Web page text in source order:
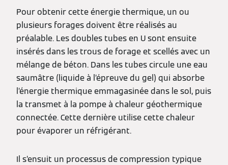
Pour obtenir cette énergie thermique, un ou
plusieurs forages doivent être réalisés au
préalable. Les doubles tubes en U sont ensuite
insérés dans les trous de forage et scellés avec un
mélange de béton. Dans les tubes circule une eau
saumâtre (liquide à l’épreuve du gel) qui absorbe
l’énergie thermique emmagasinée dans le sol, puis
la transmet à la pompe à chaleur géothermique
connectée. Cette dernière utilise cette chaleur
pour évaporer un réfrigérant.
Il s’ensuit un processus de compression typique